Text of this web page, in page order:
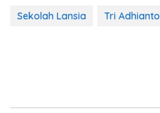
Sekolah Lansia Tri Adhianto